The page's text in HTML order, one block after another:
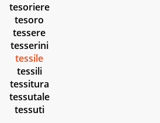
tesoriere
tesoro
tessere
tesserini
tessile
tessili
tessitura
tessutale
tessuti